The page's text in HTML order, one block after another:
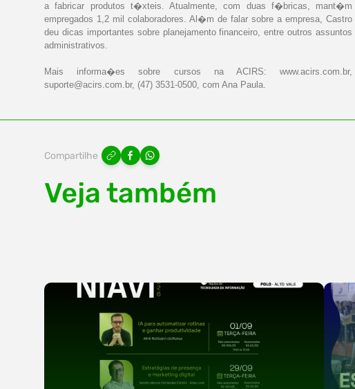
a fabricar produtos t�xteis. Atualmente, com duas f�bricas, mant�m
empregados 1,2 mil colaboradores. Al�m de falar sobre a empresa, Castro
deu dicas importantes sobre planejamento financeiro, entre outros assuntos
administrativos.
Mais informa�es sobre cursos na ACIRS: www.acirs.com.br,
suporte@acirs.com.br, (47) 3531-0500, com Ana Paula.
Compartilhe
Veja também